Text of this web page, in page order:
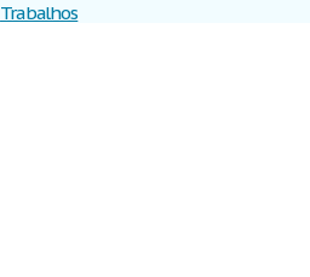
Trabalhos